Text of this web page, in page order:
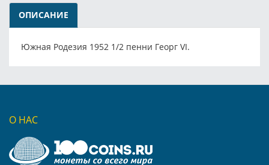
ОПИСАНИЕ
Южная Родезия 1952 1/2 пенни Георг VI.
О НАС